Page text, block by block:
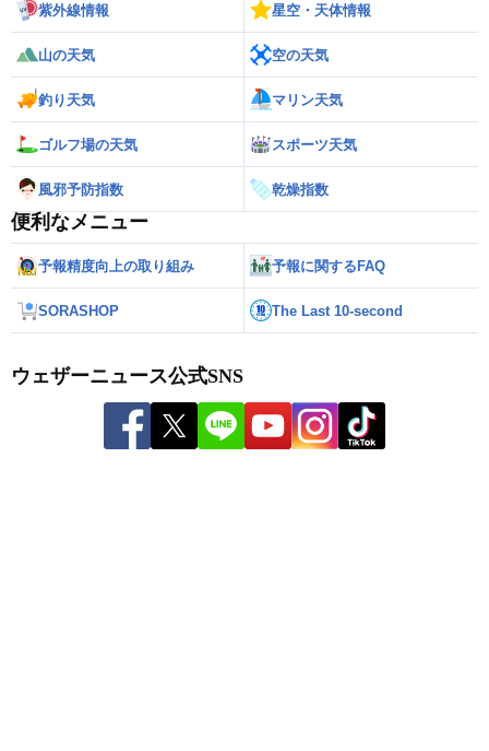
紫外線情報 星空・天体情報
山の天気 空の天気
釣り天気 マリン天気
ゴルフ場の天気 スポーツ天気
風邪予防指数 乾燥指数
便利なメニュー
予報精度向上の取り組み 予報に関するFAQ
SORASHOP The Last 10-second
ウェザーニュース公式SNS